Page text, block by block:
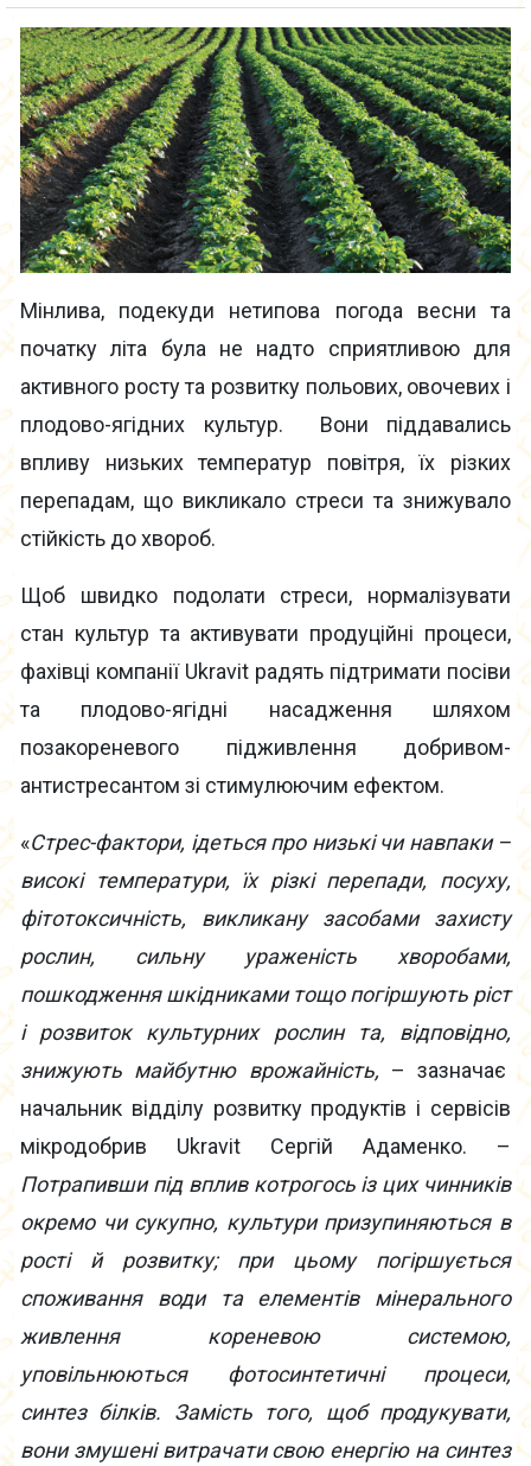
Мінлива, подекуди нетипова погода весни та
початку літа була не надто сприятливою для
активного росту та розвитку польових, овочевих і
плодово-ягідних культур. Вони піддавались
впливу низьких температур повітря, їх різких
перепадам, що викликало стреси та знижувало
стійкість до хвороб.
Щоб швидко подолати стреси, нормалізувати
стан культур та активувати продуційні процеси,
фахівці компанії Ukravit радять підтримати посіви
та плодово-ягідні насадження шляхом
позакореневого підживлення добривом-
антистресантом зі стимулюючим ефектом.
«Стрес-фактори, ідеться про низькі чи навпаки –
високі температури, їх різкі перепади, посуху,
фітотоксичність, викликану засобами захисту
рослин, сильну ураженість хворобами,
пошкодження шкідниками тощо погіршують ріст
і розвиток культурних рослин та, відповідно,
знижують майбутню врожайність, – зазначає
начальник відділу розвитку продуктів і сервісів
мікродобрив Ukravit Сергій Адаменко. –
Потрапивши під вплив котрогось із цих чинників
окремо чи сукупно, культури призупиняються в
рості й розвитку; при цьому погіршується
споживання води та елементів мінерального
живлення кореневою системою,
уповільнюються фотосинтетичні процеси,
синтез білків. Замість того, щоб продукувати,
вони змушені витрачати свою енергію на синтез